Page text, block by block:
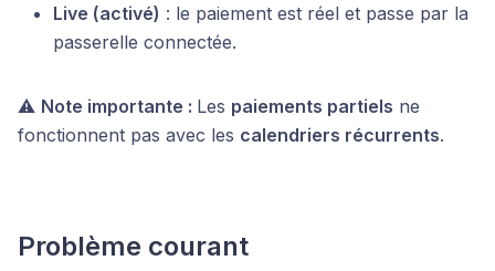
Live (activé) : le paiement est réel et passe par la
passerelle connectée.
⚠️ Note importante : Les paiements partiels ne
fonctionnent pas avec les calendriers récurrents.
Problème courant